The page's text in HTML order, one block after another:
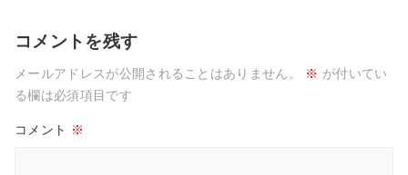
コメントを残す
メールアドレスが公開されることはありません。 ※ が付いてい
る欄は必須項目です
コメント ※